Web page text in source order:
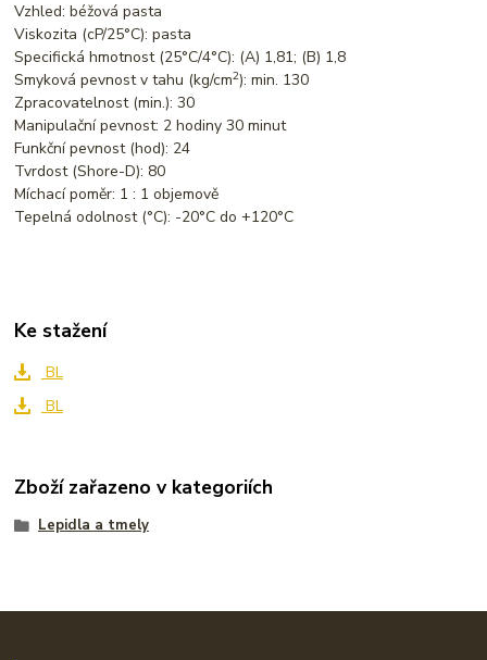
Vzhled: béžová pasta
Viskozita (cP/25°C): pasta
Specifická hmotnost (25°C/4°C): (A) 1,81; (B) 1,8
Smyková pevnost v tahu (kg/cm2): min. 130
Zpracovatelnost (min.): 30
Manipulační pevnost: 2 hodiny 30 minut
Funkční pevnost (hod): 24
Tvrdost (Shore-D): 80
Míchací poměr: 1 : 1 objemově
Tepelná odolnost (°C): -20°C do +120°C
Ke stažení
BL
BL
Zboží zařazeno v kategoriích
Lepidla a tmely